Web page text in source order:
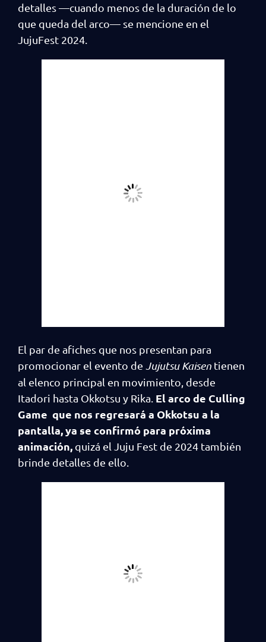
detalles —cuando menos de la duración de lo
que queda del arco— se mencione en el
JujuFest 2024.
El par de afiches que nos presentan para
promocionar el evento de Jujutsu Kaisen tienen
al elenco principal en movimiento, desde
Itadori hasta Okkotsu y Rika. El arco de Culling
Game que nos regresará a Okkotsu a la
pantalla, ya se confirmó para próxima
animación, quizá el Juju Fest de 2024 también
brinde detalles de ello.